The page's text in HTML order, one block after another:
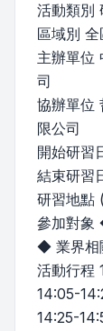
活動類別
區域別 全
主辦單位
司
協辦單位
限公司
開始研習
結束研習
研習地點
參加對象
◆ 業界相
活動行程
14:05-
14:25-